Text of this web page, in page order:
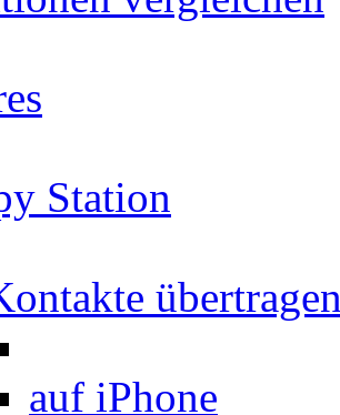
Station
auf iPhone